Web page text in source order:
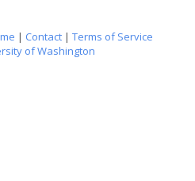
| Contact | Terms of Service
of Washington